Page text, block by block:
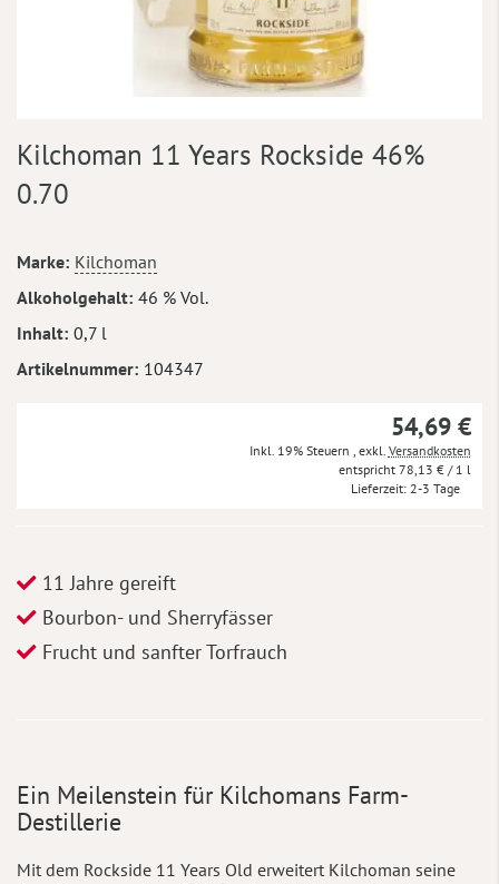
Anfang
der
Bildergalerie
Kilchoman 11 Years Rockside 46%
0.70
Mehr
Informationen
Marke Kilchoman
Alkoholgehalt 46 % Vol.
Inhalt 0,7 l
Artikelnummer 104347
54,69 €
Inkl. 19% Steuern exkl. Versandkosten
78,13 € / 1 l
Lieferzeit 2-3 Tage
11 Jahre gereift
Bourbon- und Sherryfässer
Frucht und sanfter Torfrauch
Ein Meilenstein für Kilchomans Farm-
Destillerie
Mit dem Rockside 11 Years Old erweitert Kilchoman seine